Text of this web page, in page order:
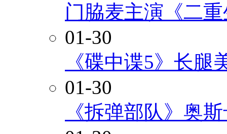
门脇麦主演《二
01-30
《碟中谍5》长腿
01-30
《拆弹部队》奥